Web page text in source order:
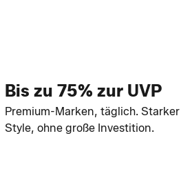
Bis zu 75% zur UVP
Premium-Marken, täglich. Starker
Style, ohne große Investition.